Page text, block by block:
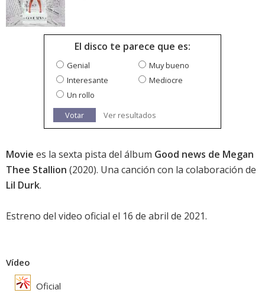
El disco te parece que es:
Genial
Muy bueno
Interesante
Mediocre
Un rollo
Votar
Ver resultados
Movie es la sexta pista del álbum Good news de Megan
Thee Stallion (2020). Una canción con la colaboración de
Lil Durk.
Estreno del video oficial el 16 de abril de 2021.
Vídeo
Oficial